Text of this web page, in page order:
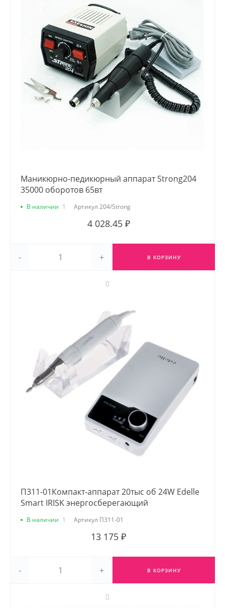
Маникюрно-педикюрный аппарат Strong204
35000 оборотов 65вт
В наличии 1 Артикул 204/Strong
4 028.45 ₽
- + В КОРЗИНУ
П311-01Компакт-аппарат 20тыс об 24W Edelle
Smart IRISK энергосберегающий
В наличии 1 Артикул П311-01
13 175 ₽
- + В КОРЗИНУ